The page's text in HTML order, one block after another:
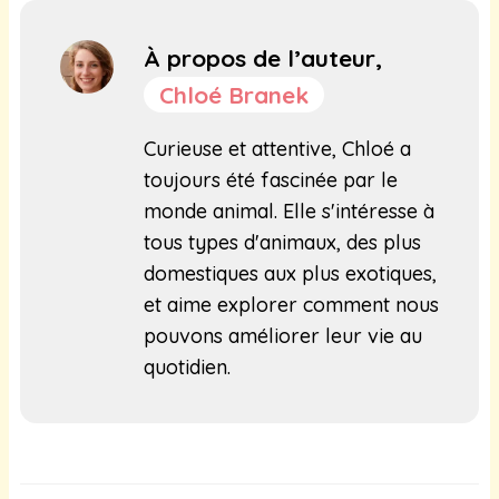
À propos de l’auteur,
Chloé Branek
Curieuse et attentive, Chloé a
toujours été fascinée par le
monde animal. Elle s'intéresse à
tous types d'animaux, des plus
domestiques aux plus exotiques,
et aime explorer comment nous
pouvons améliorer leur vie au
quotidien.